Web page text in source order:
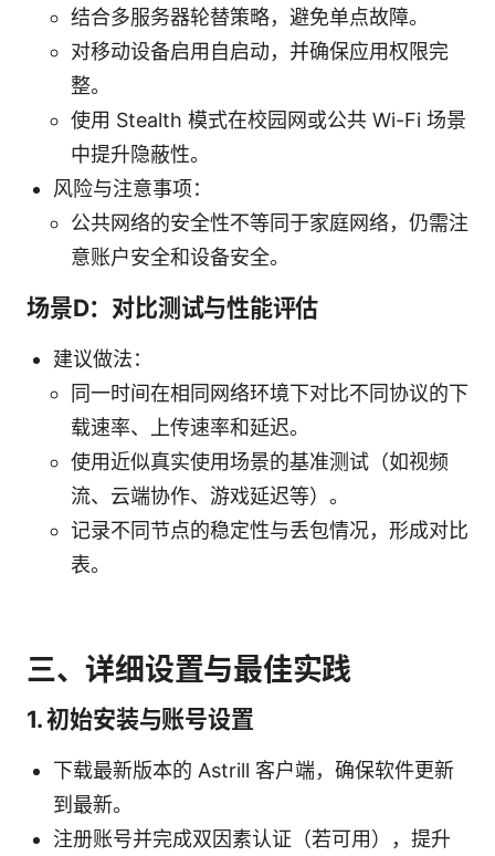
结合多服务器轮替策略，避免单点故障。
对移动设备启用自启动，并确保应用权限完
整。
使用 Stealth 模式在校园网或公共 Wi-Fi 场景
中提升隐蔽性。
风险与注意事项：
公共网络的安全性不等同于家庭网络，仍需注
意账户安全和设备安全。
场景D：对比测试与性能评估
建议做法：
同一时间在相同网络环境下对比不同协议的下
载速率、上传速率和延迟。
使用近似真实使用场景的基准测试（如视频
流、云端协作、游戏延迟等）。
记录不同节点的稳定性与丢包情况，形成对比
表。
三、详细设置与最佳实践
1. 初始安装与账号设置
下载最新版本的 Astrill 客户端，确保软件更新
到最新。
注册账号并完成双因素认证（若可用），提升